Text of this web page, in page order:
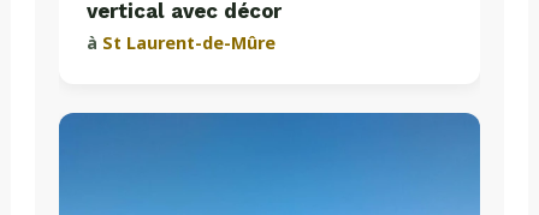
vertical avec décor
à St Laurent-de-Mûre